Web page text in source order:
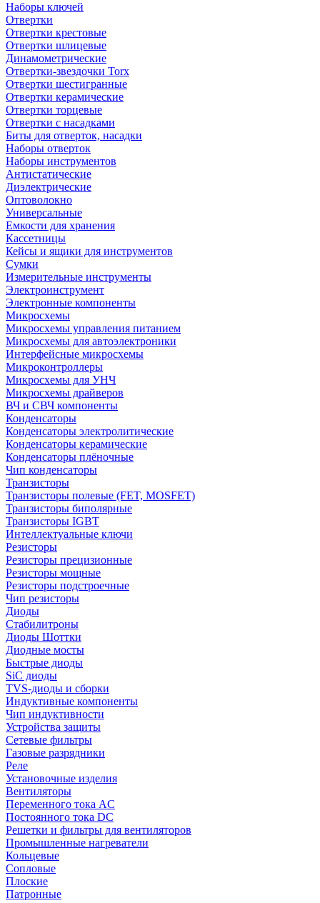
Наборы ключей
Отвертки
Отвертки крестовые
Отвертки шлицевые
Динамометрические
Отвертки-звездочки Torx
Отвертки шестигранные
Отвертки керамические
Отвертки торцевые
Отвертки с насадками
Биты для отверток, насадки
Наборы отверток
Наборы инструментов
Антистатические
Диэлектрические
Оптоволокно
Универсальные
Емкости для хранения
Кассетницы
Кейсы и ящики для инструментов
Сумки
Измерительные инструменты
Электроинструмент
Электронные компоненты
Микросхемы
Микросхемы управления питанием
Микросхемы для автоэлектроники
Интерфейсные микросхемы
Микроконтроллеры
Микросхемы для УНЧ
Микросхемы драйверов
ВЧ и СВЧ компоненты
Конденсаторы
Конденсаторы электролитические
Конденсаторы керамические
Конденсаторы плёночные
Чип конденсаторы
Транзисторы
Транзисторы полевые (FET, MOSFET)
Транзисторы биполярные
Транзисторы IGBT
Интеллектуальные ключи
Резисторы
Резисторы прецизионные
Резисторы мощные
Резисторы подстроечные
Чип резисторы
Диоды
Стабилитроны
Диоды Шоттки
Диодные мосты
Быстрые диоды
SiC диоды
TVS-диоды и сборки
Индуктивные компоненты
Чип индуктивности
Устройства защиты
Сетевые фильтры
Газовые разрядники
Реле
Установочные изделия
Вентиляторы
Переменного тока AC
Постоянного тока DC
Решетки и фильтры для вентиляторов
Промышленные нагреватели
Кольцевые
Сопловые
Плоские
Патронные